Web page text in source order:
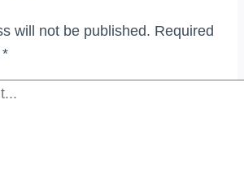
will not be published. Required
*